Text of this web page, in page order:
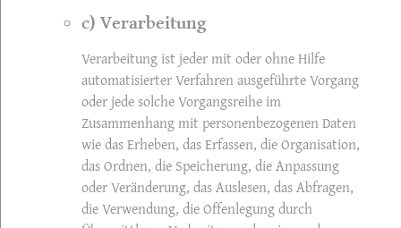
c) Verarbeitung
Verarbeitung ist jeder mit oder ohne Hilfe
automatisierter Verfahren ausgeführte Vorgang
oder jede solche Vorgangsreihe im
Zusammenhang mit personenbezogenen Daten
wie das Erheben, das Erfassen, die Organisation,
das Ordnen, die Speicherung, die Anpassung
oder Veränderung, das Auslesen, das Abfragen,
die Verwendung, die Offenlegung durch